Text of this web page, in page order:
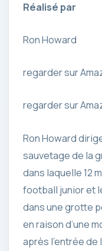
Réalisé par
Ron Howard
regarder sur
regarder sur
Ron Howard
sauvetage de la
dans laquelle 12
football junior et
dans une grotte
en raison d’une
après l’entrée de